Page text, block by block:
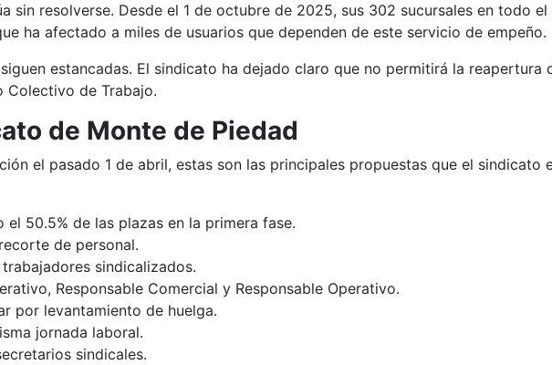
resolverse. Desde el 1 de octubre de 2025, sus 302 sucursales en todo
ha afectado a miles de usuarios que dependen de este servicio de empeño.
estancadas. El sindicato ha dejado claro que no permitirá la reapertura
Colectivo de Trabajo.
de Monte de Piedad
el pasado 1 de abril, estas son las principales propuestas que el sindicato
50.5% de las plazas en la primera fase.
de personal.
sindicalizados.
Responsable Comercial y Responsable Operativo.
por levantamiento de huelga.
jornada laboral.
sindicales.